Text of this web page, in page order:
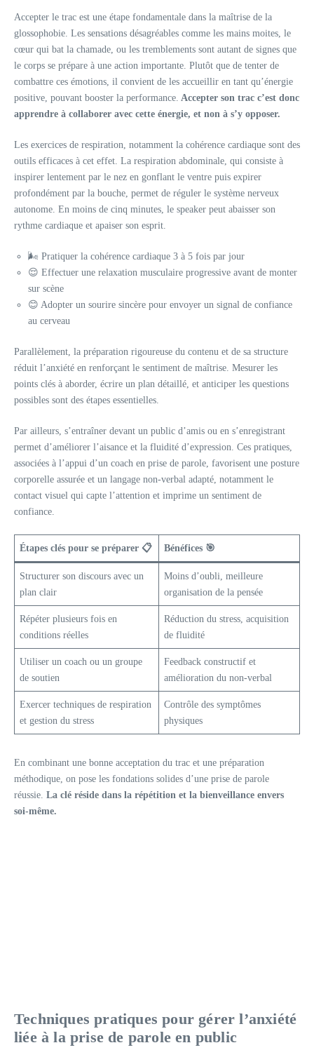
Accepter le trac est une étape fondamentale dans la maîtrise de la
glossophobie. Les sensations désagréables comme les mains moites, le
cœur qui bat la chamade, ou les tremblements sont autant de signes que
le corps se prépare à une action importante. Plutôt que de tenter de
combattre ces émotions, il convient de les accueillir en tant qu’énergie
positive, pouvant booster la performance. Accepter son trac c’est donc
apprendre à collaborer avec cette énergie, et non à s’y opposer.
Les exercices de respiration, notamment la cohérence cardiaque sont des
outils efficaces à cet effet. La respiration abdominale, qui consiste à
inspirer lentement par le nez en gonflant le ventre puis expirer
profondément par la bouche, permet de réguler le système nerveux
autonome. En moins de cinq minutes, le speaker peut abaisser son
rythme cardiaque et apaiser son esprit.
🌬️ Pratiquer la cohérence cardiaque 3 à 5 fois par jour
😌 Effectuer une relaxation musculaire progressive avant de monter
sur scène
😊 Adopter un sourire sincère pour envoyer un signal de confiance
au cerveau
Parallèlement, la préparation rigoureuse du contenu et de sa structure
réduit l’anxiété en renforçant le sentiment de maîtrise. Mesurer les
points clés à aborder, écrire un plan détaillé, et anticiper les questions
possibles sont des étapes essentielles.
Par ailleurs, s’entraîner devant un public d’amis ou en s’enregistrant
permet d’améliorer l’aisance et la fluidité d’expression. Ces pratiques,
associées à l’appui d’un coach en prise de parole, favorisent une posture
corporelle assurée et un langage non-verbal adapté, notamment le
contact visuel qui capte l’attention et imprime un sentiment de
confiance.
Étapes clés pour se préparer 📋 Bénéfices 🎯
Structurer son discours avec un
plan clair
Moins d’oubli, meilleure
organisation de la pensée
Répéter plusieurs fois en
conditions réelles
Réduction du stress, acquisition
de fluidité
Utiliser un coach ou un groupe
de soutien
Feedback constructif et
amélioration du non-verbal
Exercer techniques de respiration
et gestion du stress
Contrôle des symptômes
physiques
En combinant une bonne acceptation du trac et une préparation
méthodique, on pose les fondations solides d’une prise de parole
réussie. La clé réside dans la répétition et la bienveillance envers
soi-même.
Techniques pratiques pour gérer l’anxiété
liée à la prise de parole en public